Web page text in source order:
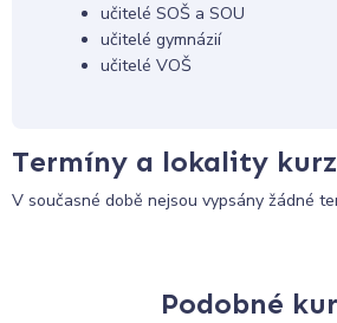
učitelé SOŠ a SOU
učitelé gymnázií
učitelé VOŠ
Termíny a lokality
V současné době nejsou vypsány žádné
Podobné